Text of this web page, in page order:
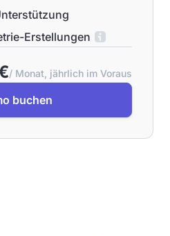
Erstellungen
/ Monat, jährlich im Voraus
buchen